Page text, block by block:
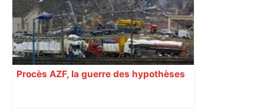
Procès AZF, la guerre des hypothèses